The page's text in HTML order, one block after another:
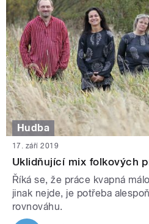
Hudba
17. září 2019
Uklidňující mix folkových
Říká se, že práce kvapná
jinak nejde, je potřeba
rovnováhu.